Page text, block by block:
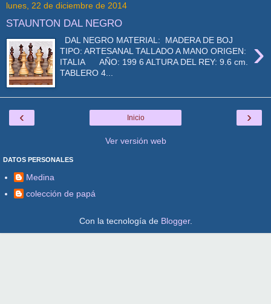
lunes, 22 de diciembre de 2014
STAUNTON DAL NEGRO
›
DAL NEGRO MATERIAL: MADERA DE BOJ
TIPO: ARTESANAL TALLADO A MANO ORIGEN:
ITALIA AÑO: 199 6 ALTURA DEL REY: 9.6 cm.
TABLERO 4...
‹ ›
Inicio
Ver versión web
DATOS PERSONALES
Medina
colección de papá
Con la tecnología de Blogger.